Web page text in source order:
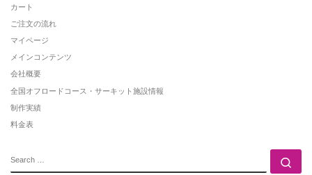
カート
ご注文の流れ
マイページ
メインコンテンツ
会社概要
全国オフロードコース・サーキット施設情報
制作実績
料金表